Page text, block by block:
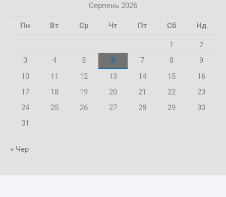
Серпень 2026
Пн Вт Ср Чт Пт Сб Нд
1
2
3
4 5 6 7 8
9
10
11 12 13 14 15
16
17
18 19 20 21 22
23
24
25 26 27 28 29
30
31
« Чер